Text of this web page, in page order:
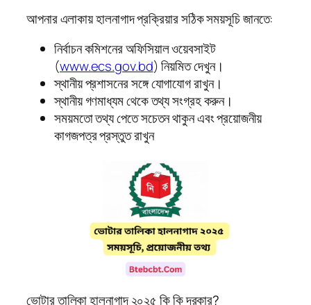
আপনার এলাকায় হালনাগাদ প্রক্রিয়ার সঠিক সময়সূচি জানতে:
নির্বাচন কমিশনের অফিসিয়াল ওয়েবসাইট
(www.ecs.gov.bd) নিয়মিত দেখুন।
স্থানীয় প্রশাসনের সঙ্গে যোগাযোগ রাখুন।
স্থানীয় গণমাধ্যম থেকে তথ্য সংগ্রহ করুন।
সময়মতো তথ্য পেতে সচেতন থাকুন এবং প্রয়োজনীয়
কাগজপত্র প্রস্তুত রাখুন
ভোটার তালিকা হালনাগাদ ২০২৫ কি কি দরকার?